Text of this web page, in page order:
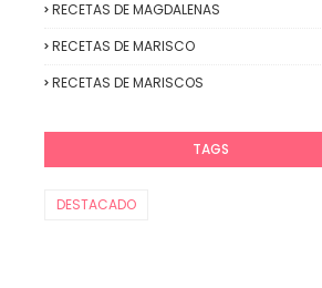
RECETAS DE MAGDALENAS
RECETAS DE MARISCO
RECETAS DE MARISCOS
TAGS
DESTACADO